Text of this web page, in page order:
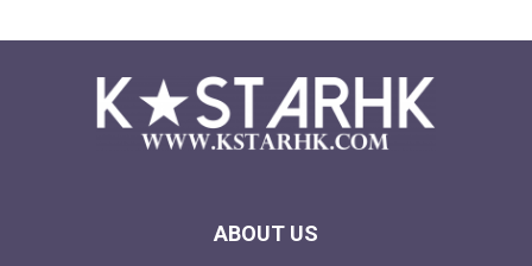
ABOUT US